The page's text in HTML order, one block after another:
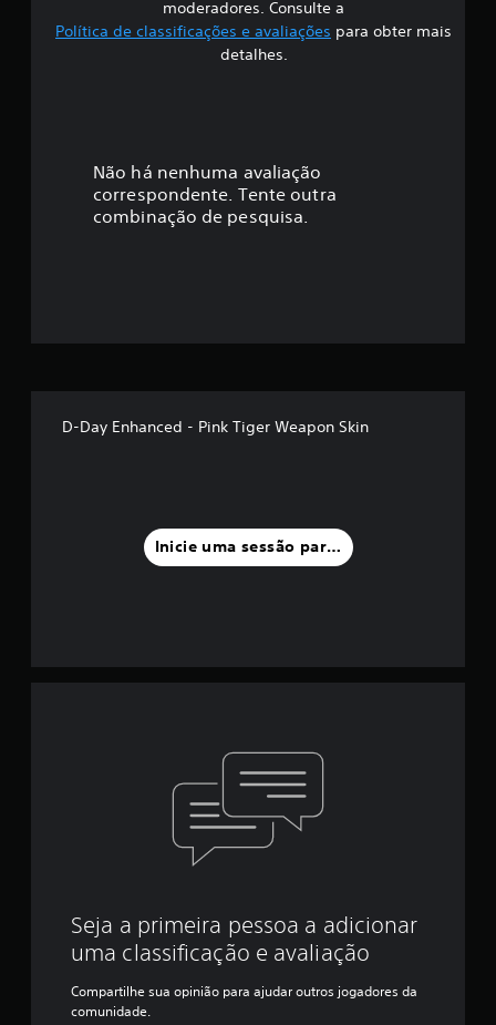
moderadores. Consulte a
Política de classificações e avaliações para obter mais
detalhes.
Não há nenhuma avaliação
correspondente. Tente outra
combinação de pesquisa.
D-Day Enhanced - Pink Tiger Weapon Skin
Inicie uma sessão para classificar
Seja a primeira pessoa a adicionar
uma classificação e avaliação
Compartilhe sua opinião para ajudar outros jogadores da
comunidade.